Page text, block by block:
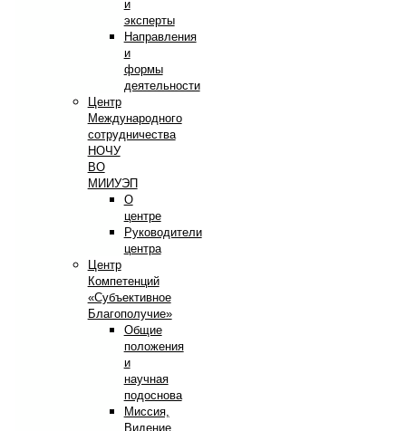
и
эксперты
Направления
и
формы
деятельности
Центр
Международного
сотрудничества
НОЧУ
ВО
МИИУЭП
О
центре
Руководители
центра
Центр
Компетенций
«Субъективное
Благополучие»
Общие
положения
и
научная
подоснова
Миссия,
Видение,